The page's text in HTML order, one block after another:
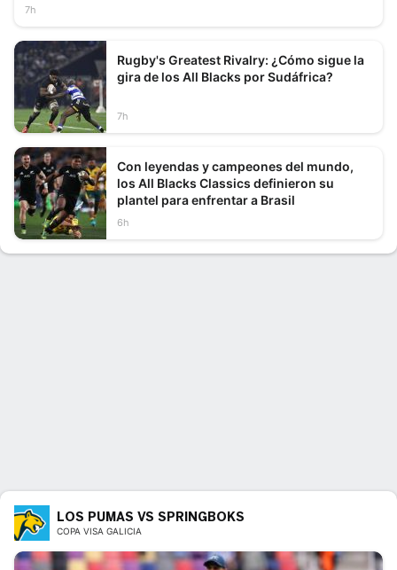
7h
Rugby's Greatest Rivalry: ¿Cómo sigue la
gira de los All Blacks por Sudáfrica?
7h
Con leyendas y campeones del mundo,
los All Blacks Classics definieron su
plantel para enfrentar a Brasil
6h
LOS PUMAS VS SPRINGBOKS
COPA VISA GALICIA